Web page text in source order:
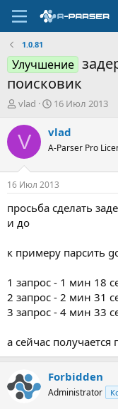
1.0.81
Улучшение
поисковик
А
т
о
т
е
м
ы
vlad
Д
т
н
ч
а
л
а
16 Июл 2013
V vlad
A-Parser Pro
16 Июл 2013
просьба сделать
и до
к примеру парсить
1 запрос - 1 мин 18
2 запрос - 2 мин 31
3 запрос - 4 мин 33
а сейчас
Forbidden
Administrator